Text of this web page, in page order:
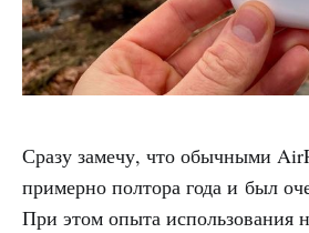
Сразу замечу, что обычными
примерно полтора года и был
При этом опыта использования